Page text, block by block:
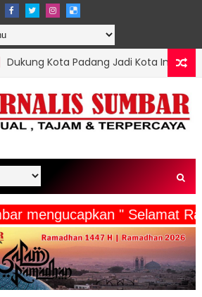
Jadi Kota Inovator, Kartu Registrasi
mengucapkan "